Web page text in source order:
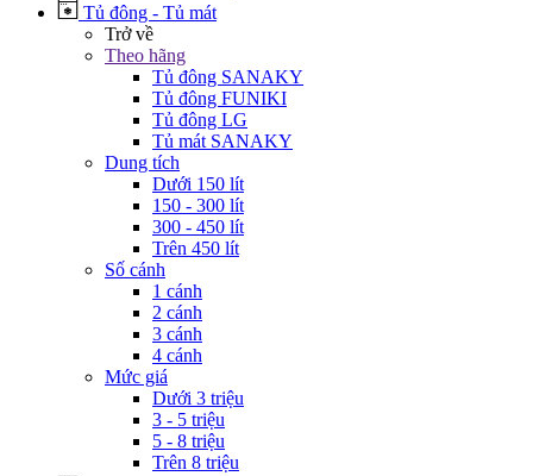
Tủ đông - Tủ mát
Trở về
Theo hãng
Tủ đông SANAKY
Tủ đông FUNIKI
Tủ đông LG
Tủ mát SANAKY
Dung tích
Dưới 150 lít
150 - 300 lít
300 - 450 lít
Trên 450 lít
Số cánh
1 cánh
2 cánh
3 cánh
4 cánh
Mức giá
Dưới 3 triệu
3 - 5 triệu
5 - 8 triệu
Trên 8 triệu